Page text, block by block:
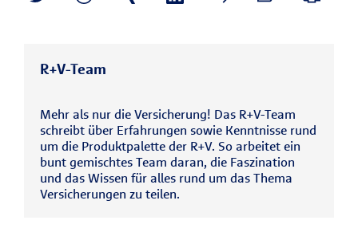
R+V-Team
Mehr als nur die Versicherung! Das R+V-Team
schreibt über Erfahrungen sowie Kenntnisse rund
um die Produktpalette der R+V. So arbeitet ein
bunt gemischtes Team daran, die Faszination
und das Wissen für alles rund um das Thema
Versicherungen zu teilen.